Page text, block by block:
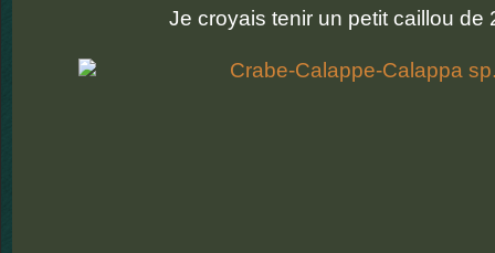
Je croyais tenir un petit caillou de